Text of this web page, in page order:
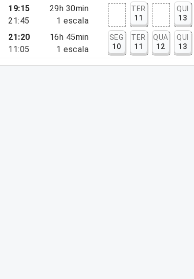
19:15
21:45
29h 30min
1 escala
TER
11
QUI
13
21:20
11:05
16h 45min
1 escala
SEG
10
TER
11
QUA
12
QUI
13